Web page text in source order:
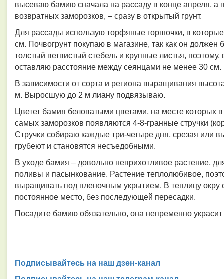
высеваю бамию сначала на рассаду в конце апреля, а
возвратных заморозков, – сразу в открытый грунт.
Для рассады использую торфяные горшочки, в
см. Почвогрунт покупаю в магазине, так как он
толстый ветвистый стебель и крупные листья,
оставляю расстояние между сеянцами не менее 30 см.
В зависимости от сорта и региона выращивания
м. Выросшую до 2 м лиану подвязываю.
Цветет бамия беловатыми цветами, на месте которых
самых заморозков появляются 4-8-гранные стручки
Стручки собираю каждые три-четыре дня, срезая или
грубеют и становятся несъедобными.
В уходе бамия – довольно неприхотливое растение,
поливы и пасынкование. Растение теплолюбивое,
выращивать под пленочным укрытием. В теплицу
постоянное место, без последующей пересадки.
Посадите бамию обязательно, она непременно
Подписывайтесь на наш дзен-канал